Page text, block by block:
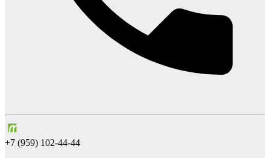
+7 (959) 102-44-44